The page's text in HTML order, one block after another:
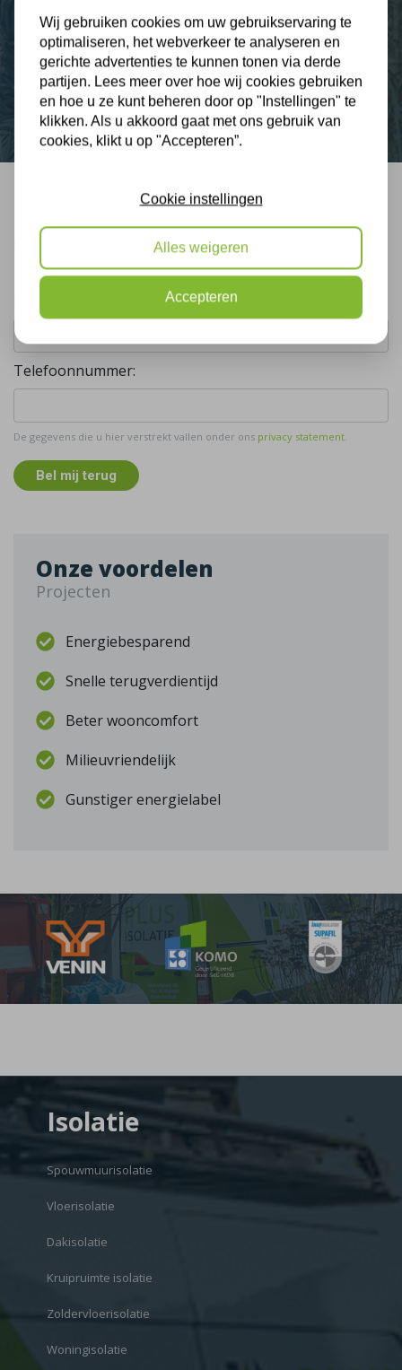
Nieuws
Contact
Gratis, vrijblijvend advies
Telefoonnummer:
De gegevens die u hier verstrekt vallen onder ons privacy statement.
Bel mij terug
Onze voordelen
Projecten
Energiebesparend
Snelle terugverdientijd
Beter wooncomfort
Milieuvriendelijk
Gunstiger energielabel
Isolatie
Spouwmuurisolatie
Vloerisolatie
Dakisolatie
Kruipruimte isolatie
Zoldervloerisolatie
Woningisolatie
Wij gebruiken cookies om uw gebruikservaring te
optimaliseren, het webverkeer te analyseren en
gerichte advertenties te kunnen tonen via derde
partijen. Lees meer over hoe wij cookies gebruiken
en hoe u ze kunt beheren door op "Instellingen" te
klikken. Als u akkoord gaat met ons gebruik van
cookies, klikt u op "Accepteren”.
Cookie instellingen
Alles weigeren
Accepteren